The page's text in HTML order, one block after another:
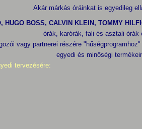
Akár márkás óráinkat is egyedileg
HUGO BOSS, CALVIN KLEIN, TOMMY
órák, karórák, fali és asztali
vagy partnerei részére
egyedi és minőségi
tervezésére: